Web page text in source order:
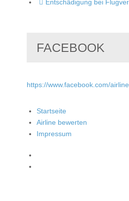
Entschädigung bei
FACEBOOK
https://www.facebook.com/
Startseite
Airline bewerten
Impressum